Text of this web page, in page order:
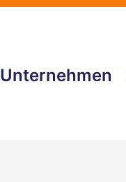
Unternehmen